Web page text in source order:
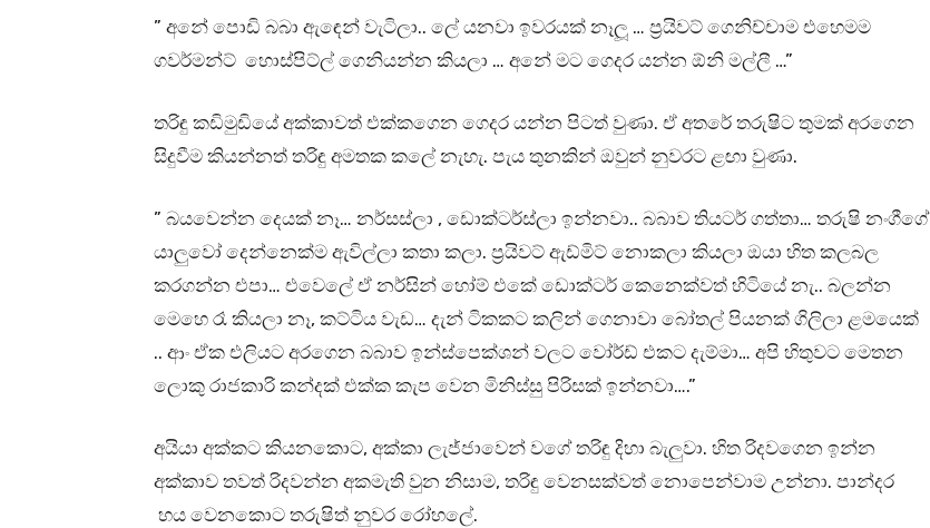
” අනේ පොඩි බබා ඇඳෙන් වැටිලා.. ලේ යනවා ඉවරයක් නෑලූ … ප්‍රයිවට් ගෙනිච්චාම එහෙමම
ගවර්මන්ට් හොස්පිට්ල් ගෙනියන්න කියලා … අනේ මට ගෙදර යන්න ඕනි මල්ලී …”
තරිඳු කඩිමුඩියේ අක්කාවත් එක්කගෙන ගෙදර යන්න පිටත් වුණා. ඒ අතරේ තරුෂිට තුමක් අරගෙන
සිදුවීම කියන්නත් තරිඳු අමතක කලේ නැහැ. පැය තුනකින් ඔවුන් නුවරට ළඟා වුණා.
” බයවෙන්න දෙයක් නෑ… නර්සස්ලා , ඩොක්ටර්ස්ලා ඉන්නවා.. බබාව තියටර් ගත්තා… තරුෂි නංගීගේ
යාලුවෝ දෙන්නෙක්ම ඇවිල්ලා කතා කලා. ප්‍රයිවට් ඇඩ්මිට් නොකලා කියලා ඔයා හිත කලබල
කරගන්න එපා… එවෙලේ ඒ නර්සින් හෝම් එකේ ඩොක්ටර් කෙනෙක්වත් හිටියේ නැ.. බලන්න
මෙහෙ රෑ කියලා නෑ, කට්ටිය වැඩ… දැන් ටිකකට කලින් ගෙනාවා බෝතල් පියනක් ගිලිලා ළමයෙක්
.. ආං ඒක එලියට අරගෙන බබාව ඉන්ස්පෙක්ශන් වලට වෝර්ඩ් එකට දැම්මා… අපි හිතුවට මෙතන
ලොකු රාජකාරි කන්දක් එක්ක කැප වෙන මිනිස්සු පිරිසක් ඉන්නවා….”
අයියා අක්කට කියනකොට, අක්කා ලැජ්ජාවෙන් වගේ තරිඳු දිහා බැලුවා. හිත රිදවගෙන ඉන්න
අක්කාව තවත් රිදවන්න අකමැති වුන නිසාම, තරිඳු වෙනසක්වත් නොපෙන්වාම උන්නා. පාන්දර
හය වෙනකොට තරුෂිත් නුවර රෝහලේ.